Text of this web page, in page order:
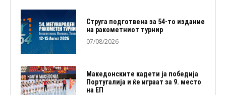
Струга подготвена за 54-то издание
на ракометниот турнир
07/08/2026
Македонските кадети ја победија
Португалија и ќе играат за 9. место
на ЕП